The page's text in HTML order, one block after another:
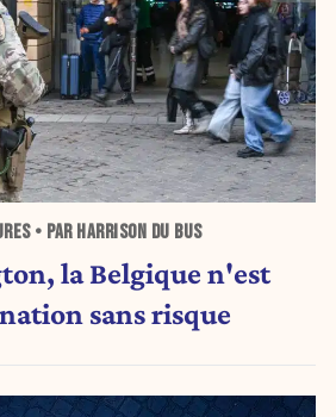
• PAR HARRISON DU BUS
la Belgique n'est
sans risque